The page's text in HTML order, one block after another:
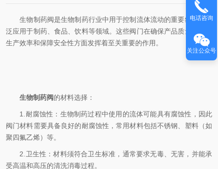
生物制药阀是生物制药行业中用于控制流体流动的重要组件，广
泛应用于制药、食品、饮料等领域。这些阀门在确保产品质量、提高
生产效率和保障安全性方面发挥着至关重要的作用。
生物制药阀的材料选择：
1.耐腐蚀性：生物制药过程中使用的流体可能具有腐蚀性，因此
阀门材料需要具备良好的耐腐蚀性，常用材料包括不锈钢、塑料（如
聚四氟乙烯）等。
2.卫生性：材料须符合卫生标准，通常要求无毒、无害，并能承
受高温和高压的清洗消毒过程。
电话咨询
关注公众号